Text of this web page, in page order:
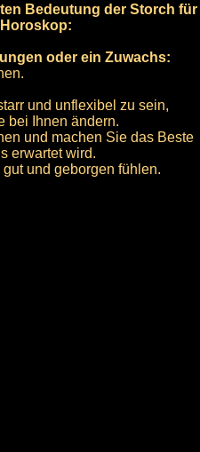
Bedeutung der Storch für
oder ein Zuwachs:
und unflexibel zu sein,
bei Ihnen ändern.
und machen Sie das Beste
erwartet wird.
und geborgen fühlen.